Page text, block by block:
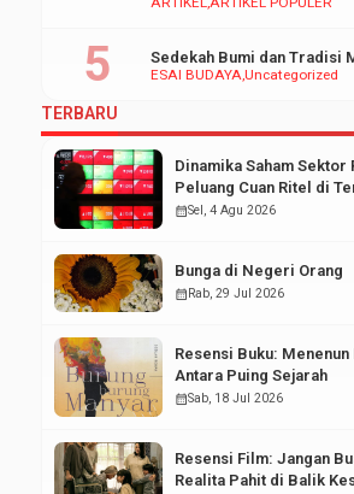
ESAI BUDAYAUncategorized
Sedekah Bumi dan Tradisi
TERBARU
Dinamika Saham
Peluang Cuan Ritel di
Pasar Modal
calendar_monthSel, 4 Agu 2026
Bunga di Negeri Orang
calendar_monthRab, 29 Jul 2026
Resensi Buku: Menenun
Antara Puing Sejarah
calendar_monthSab, 18 Jul 2026
Resensi Film: Jangan
Realita Pahit di Balik